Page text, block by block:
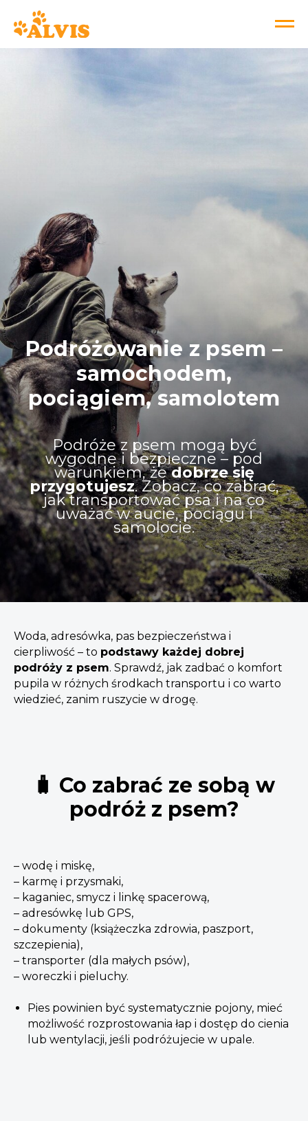
Podróżowanie z psem –
samochodem,
pociągiem, samolotem
Podróże z psem mogą być
wygodne i bezpieczne – pod
warunkiem, żedobrze się
przygotujesz. Zobacz, co zabrać,
jak transportować psa i na co
uważać w aucie, pociągu i
samolocie.
Woda, adresówka, pas bezpieczeństwa i
cierpliwość – to podstawy każdej dobrej
podróży z psem. Sprawdź, jak zadbać o komfort
pupila w różnych środkach transportu i co warto
wiedzieć, zanim ruszycie w drogę.
🧳 Co zabrać ze sobą w
podróż z psem?
– wodę i miskę,
– karmę i przysmaki,
– kaganiec, smycz i linkę spacerową,
– adresówkę lub GPS,
– dokumenty (książeczka zdrowia, paszport,
szczepienia),
– transporter (dla małych psów),
– woreczki i pieluchy.
Pies powinien być systematycznie pojony, mieć
możliwość rozprostowania łap i dostęp do cienia
lub wentylacji, jeśli podróżujecie w upale.